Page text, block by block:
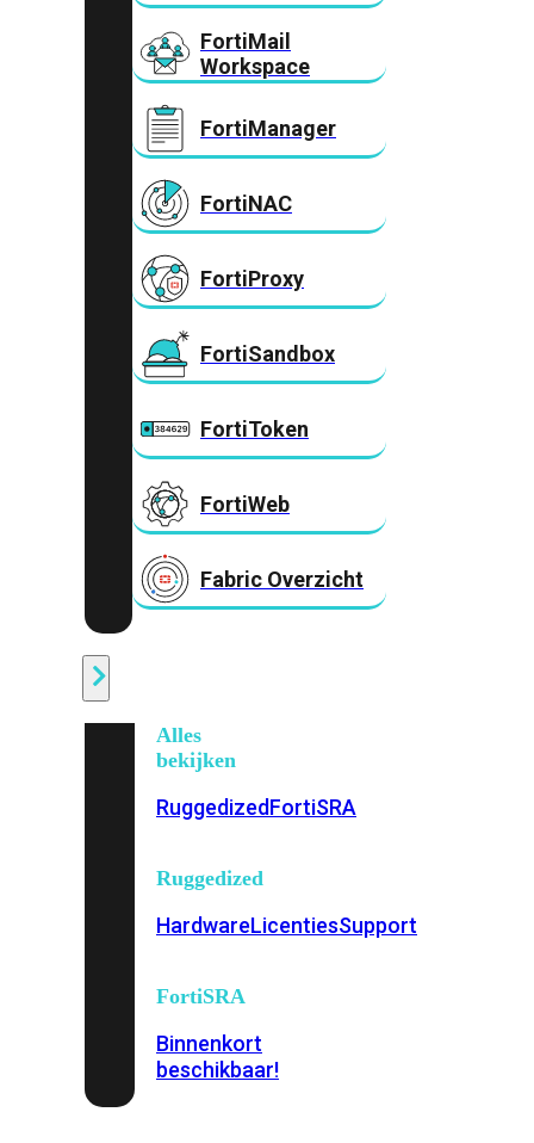
FortiMail
Workspace
FortiManager
FortiNAC
FortiProxy
FortiSandbox
FortiToken
FortiWeb
Fabric Overzicht
Alles
bekijken
RuggedizedFortiSRA
Ruggedized
HardwareLicentiesSupport
FortiSRA
Binnenkort
beschikbaar!